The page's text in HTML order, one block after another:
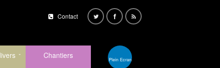
Contact
Plein Ecran
Chantiers